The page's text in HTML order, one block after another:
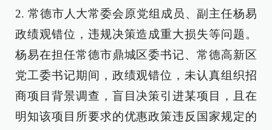
2. 常德市人大常委会原党组成员、副主任杨易
政绩观错位，违规决策造成重大损失等问题。
杨易在担任常德市鼎城区委书记、常德高新区
党工委书记期间，政绩观错位，未认真组织招
商项目背景调查，盲目决策引进某项目，且在
明知该项目所要求的优惠政策违反国家规定的